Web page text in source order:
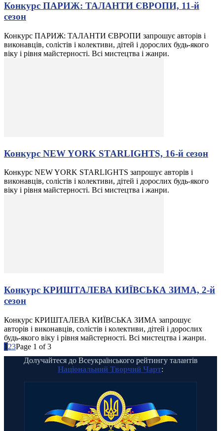
Конкурс ПАРИЖ: ТАЛАНТИ ЄВРОПИ, 11-й
сезон
Конкурс ПАРИЖ: ТАЛАНТИ ЄВРОПИ запрошує авторів і
виконавців, солістів і колективи, дітей і дорослих будь-якого
віку і рівня майстерності. Всі мистецтва і жанри.
Конкурс NEW YORK STARLIGHTS, 16-й сезон
Конкурс NEW YORK STARLIGHTS запрошує авторів і
виконавців, солістів і колективи, дітей і дорослих будь-якого
віку і рівня майстерності. Всі мистецтва і жанри.
Конкурс КРИШТАЛЕВА КИЇВСЬКА ЗИМА, 2-й
сезон
Конкурс КРИШТАЛЕВА КИЇВСЬКА ЗИМА запрошує
авторів і виконавців, солістів і колективи, дітей і дорослих
будь-якого віку і рівня майстерності. Всі мистецтва і жанри.
1 23Page 1 of 3
Долучайтеся до Всеукраїнського рейтингу талантів
Національний Творчий Чарт: